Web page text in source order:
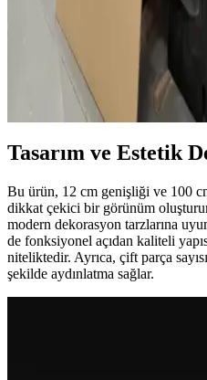
Ahşap Atölyelerinde Toz
Masaları ve Düzenin İş
Ahşap atölyelerinde toz temizliği
router masaları iş akışını
çalışma kalitesini artırır ve sağlıklı
Tasarım ve Estetik
Bu ürün, 12 cm genişliği ve 100
dikkat çekici bir görünüm
modern dekorasyon tarzlarına
de fonksiyonel açıdan kaliteli
niteliktedir. Ayrıca, çift parça
şekilde aydınlatma sağlar.